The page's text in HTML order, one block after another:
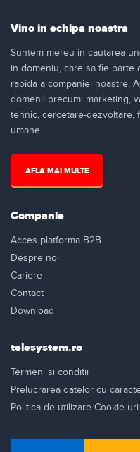
Vino in echipa noastra
Suntem mereu in cautarea
in domeniu, care sa fie parte
rapida a companiei noastre.
domenii precum: marketing,
tehnic, cercetare-dezvoltare,
umane.
AFLA MAI MULTE
Companie
Acces platforma B2B
Despre noi
Cariere
Contact
Download
telesystem.ro
Termeni si conditii
Prelucrarea datelor cu
Politica de utilizare Cookie-uri